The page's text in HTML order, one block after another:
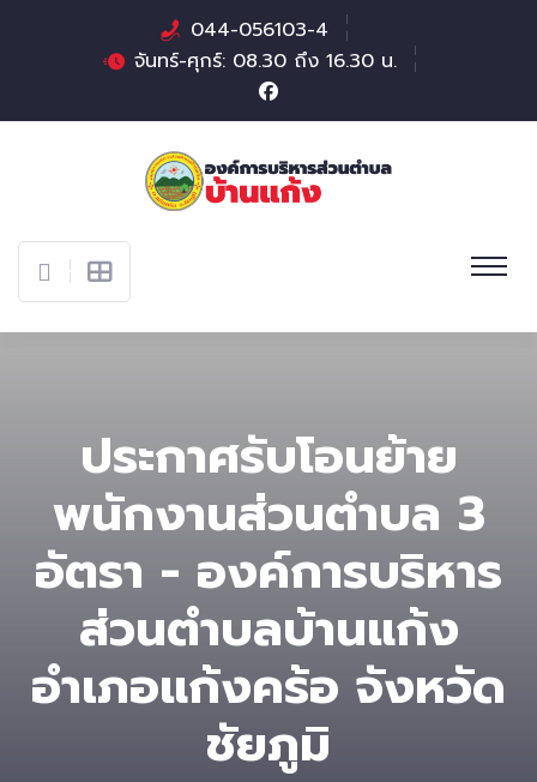
044-056103-4
จันทร์-ศุกร์: 08.30 ถึง 16.30 น.
ประกาศรับโอนย้าย
พนักงานส่วนตำบล 3
อัตรา - องค์การบริหาร
ส่วนตําบลบ้านแก้ง
อำเภอแก้งคร้อ จังหวัด
ชัยภูมิ